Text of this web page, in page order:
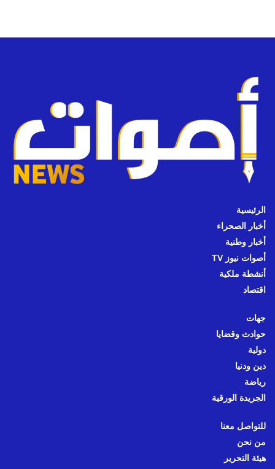
الرئيسية
أخبار الصحراء
أخبار وطنية
أصوات نيوز TV
أنشطة ملكية
اقتصاد
جهات
حوادث وقضايا
دولية
دين ودنيا
رياضة
الجريدة الورقية
للتواصل معنا
من نحن
هيئة التحرير